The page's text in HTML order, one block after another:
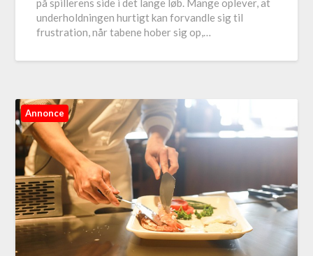
underholdningen hurtigt kan forvandle sig til
frustration, når tabene hober sig op,…
Annonce